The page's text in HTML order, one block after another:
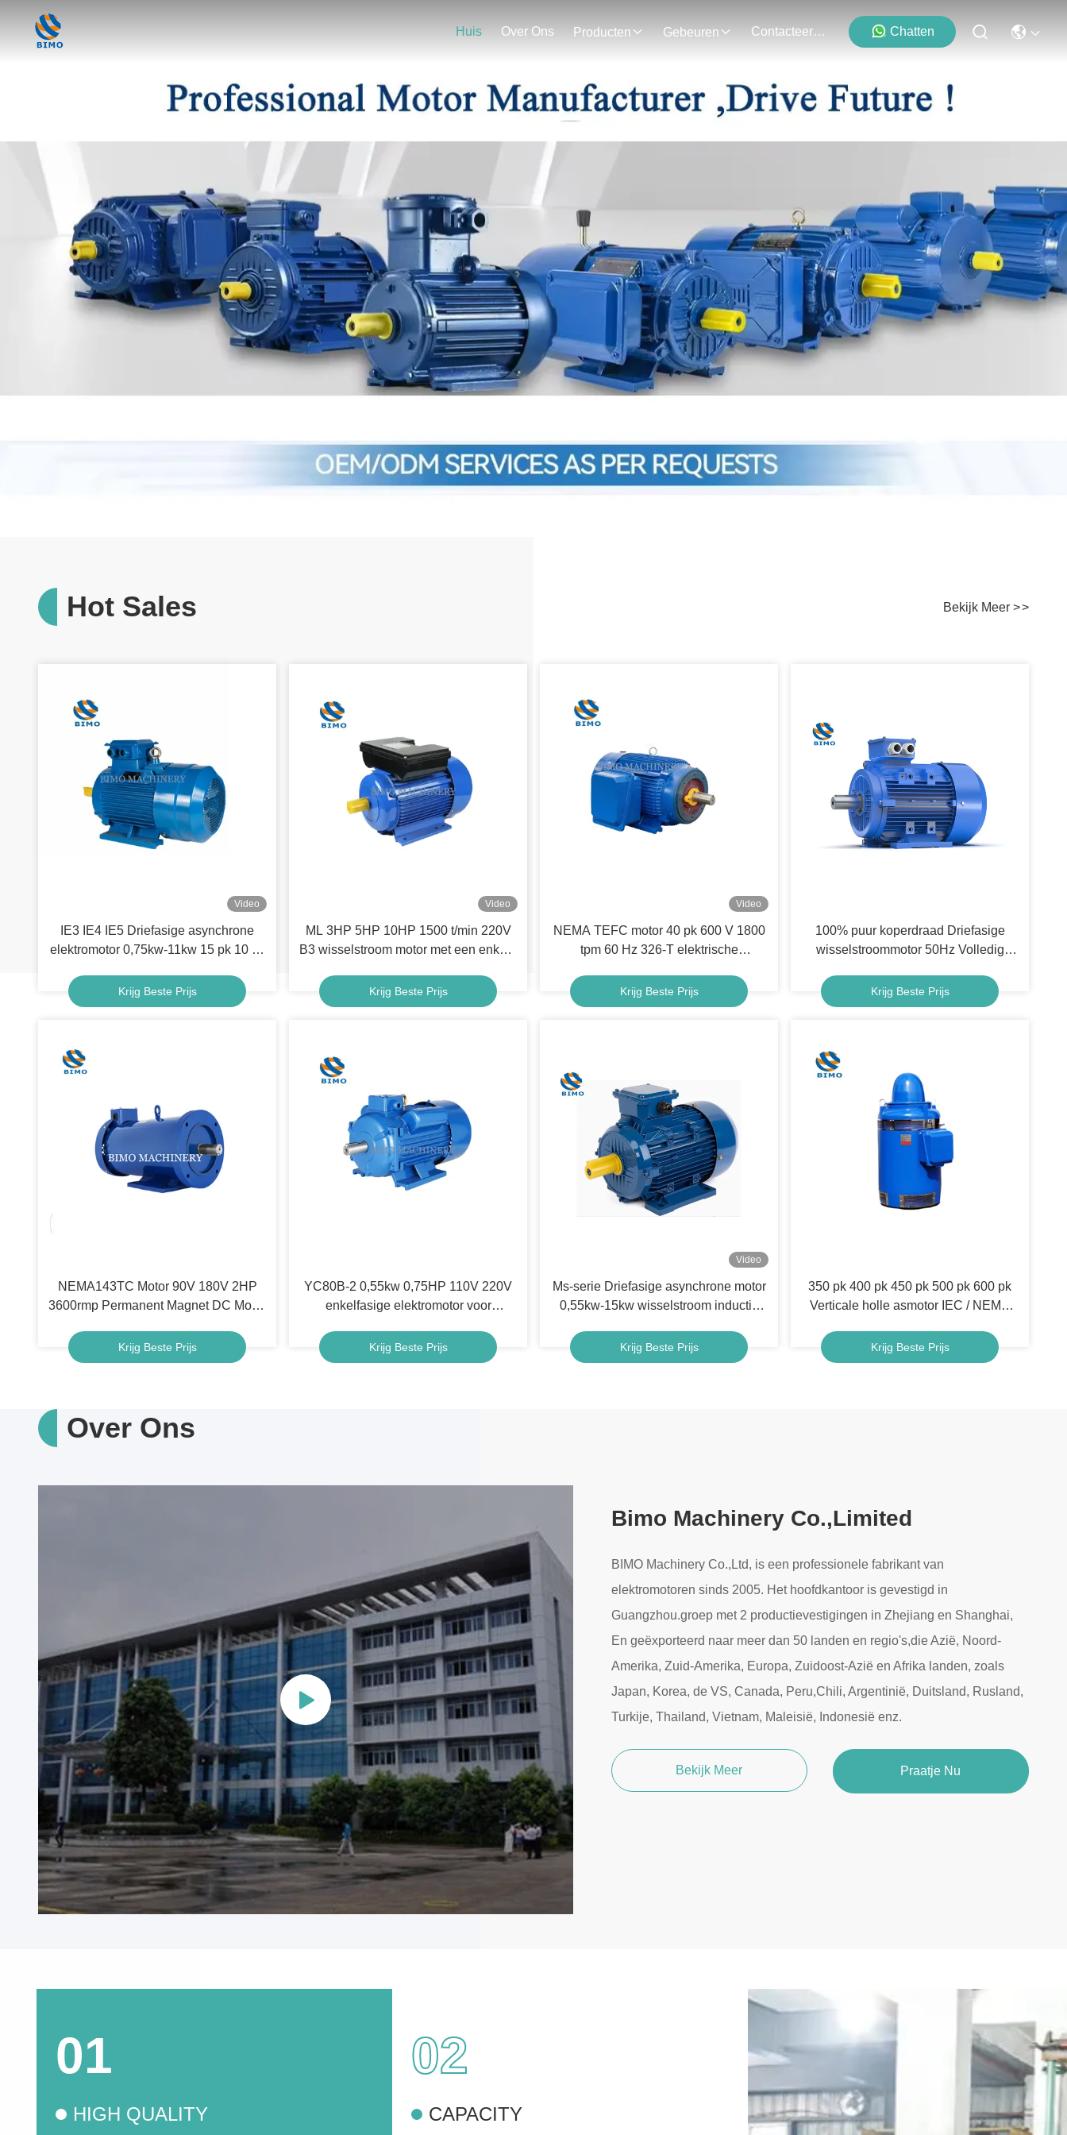
Huis Over Ons Producten Gebeuren Contacteer Ons Chatten
Hot Sales Bekijk Meer >>
Video
IE3 IE4 IE5 Driefasige asynchrone
elektromotor 0,75kw-11kw 15 pk 10 pk
Krijg Beste Prijs
Video
ML 3HP 5HP 10HP 1500 t/min 220V
B3 wisselstroom motor met een enkele
Krijg Beste Prijs
Video
NEMA TEFC motor 40 pk 600 V 1800
tpm 60 Hz 326-T elektrische
Krijg Beste Prijs
100% puur koperdraad Driefasige
wisselstroommotor 50Hz Volledig
behuizing
Krijg Beste Prijs
NEMA143TC Motor 90V 180V 2HP
3600rmp Permanent Magnet DC Motor
Krijg Beste Prijs
YC80B-2 0,55kw 0,75HP 110V 220V
enkelfasige elektromotor voor
Krijg Beste Prijs
Video
Ms-serie Driefasige asynchrone motor
0,55kw-15kw wisselstroom inductie
Krijg Beste Prijs
350 pk 400 pk 450 pk 500 pk 600 pk
Verticale holle asmotor IEC / NEMA
Krijg Beste Prijs
Over Ons
Bimo Machinery Co.,Limited
BIMO Machinery Co.,Ltd, is een professionele fabrikant van
elektromotoren sinds 2005. Het hoofdkantoor is gevestigd in
Guangzhou.groep met 2 productievestigingen in Zhejiang en Shanghai,
En geëxporteerd naar meer dan 50 landen en regio's,die Azië, Noord-
Amerika, Zuid-Amerika, Europa, Zuidoost-Azië en Afrika landen, zoals
Japan, Korea, de VS, Canada, Peru,Chili, Argentinië, Duitsland, Rusland,
Turkije, Thailand, Vietnam, Maleisië, Indonesië enz.
Bekijk Meer Praatje Nu
01
HIGH QUALITY
02
CAPACITY